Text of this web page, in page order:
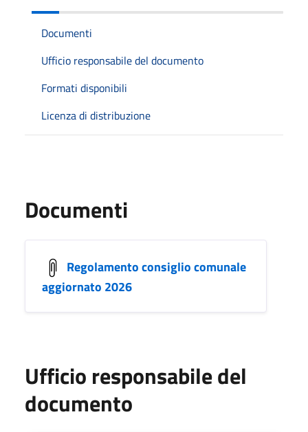
Documenti
Ufficio responsabile del documento
Formati disponibili
Licenza di distribuzione
Documenti
Regolamento consiglio comunale
aggiornato 2026
Ufficio responsabile del
documento